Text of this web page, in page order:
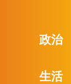
政治
生活